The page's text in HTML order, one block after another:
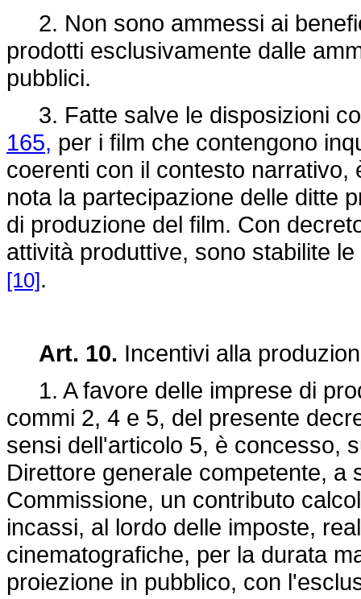
2. Non sono ammessi ai
prodotti esclusivamente dalle
pubblici.
3. Fatte salve le disposizioni
165, per i film che contengono
coerenti con il contesto
nota la partecipazione delle ditte
di produzione del film. Con
attività produttive, sono stabilite
[10].
Art. 10. Incentivi alla
1. A favore delle imprese di
commi 2, 4 e 5, del presente
sensi dell'articolo 5, è concesso,
Direttore generale competente, a
Commissione, un contributo
incassi, al lordo delle imposte,
cinematografiche, per la durata
proiezione in pubblico, con